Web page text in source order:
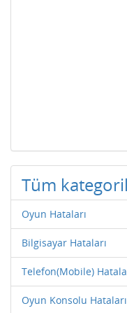
Tüm
Oyun Hataları
Bilgisayar Hataları
Telefon(Mobile)
Oyun Konsolu Hataları